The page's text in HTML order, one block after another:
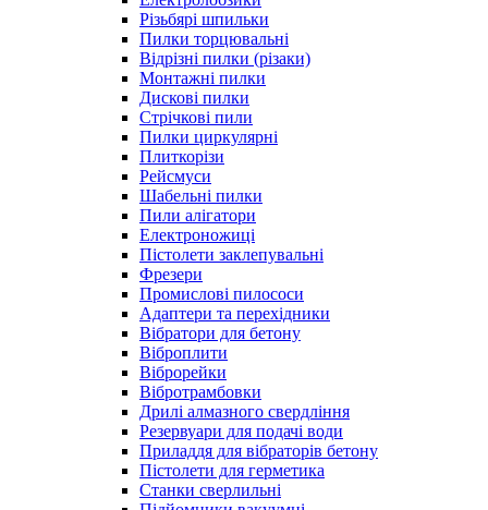
Різьбярі шпильки
Пилки торцювальні
Відрізні пилки (різаки)
Монтажні пилки
Дискові пилки
Стрічкові пили
Пилки циркулярні
Плиткорізи
Рейсмуси
Шабельні пилки
Пили алігатори
Електроножиці
Пістолети заклепувальні
Фрезери
Промислові пилососи
Адаптери та перехідники
Вібратори для бетону
Віброплити
Віброрейки
Вібротрамбовки
Дрилі алмазного свердління
Резервуари для подачі води
Приладдя для вібраторів бетону
Пістолети для герметика
Станки сверлильні